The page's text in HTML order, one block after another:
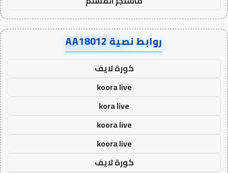
روابط نصية AA18012
كورة لايف
koora live
kora live
koora live
koora live
كورة لايف